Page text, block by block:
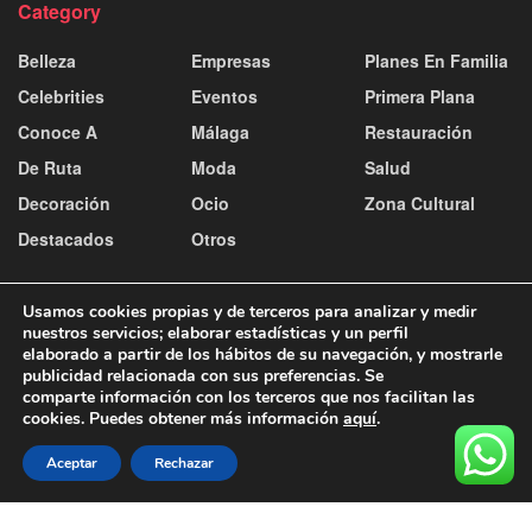
Category
Belleza
Celebrities
Conoce A
De Ruta
Decoración
Destacados
Empresas
Eventos
Málaga
Moda
Ocio
Otros
Planes En Familia
Primera Plana
Restauración
Salud
Zona Cultural
Contacto y publicidad Aviso Legal
Política de Cookies
Política de Privacidad
© 2025
Usamos cookies propias y de terceros para analizar y medir
nuestros servicios; elaborar estadísticas y un perfil
elaborado a partir de los hábitos de su navegación, y mostrarle
publicidad relacionada con sus preferencias. Se
comparte información con los terceros que nos facilitan las
cookies. Puedes obtener más información aquí.
Aceptar Rechazar